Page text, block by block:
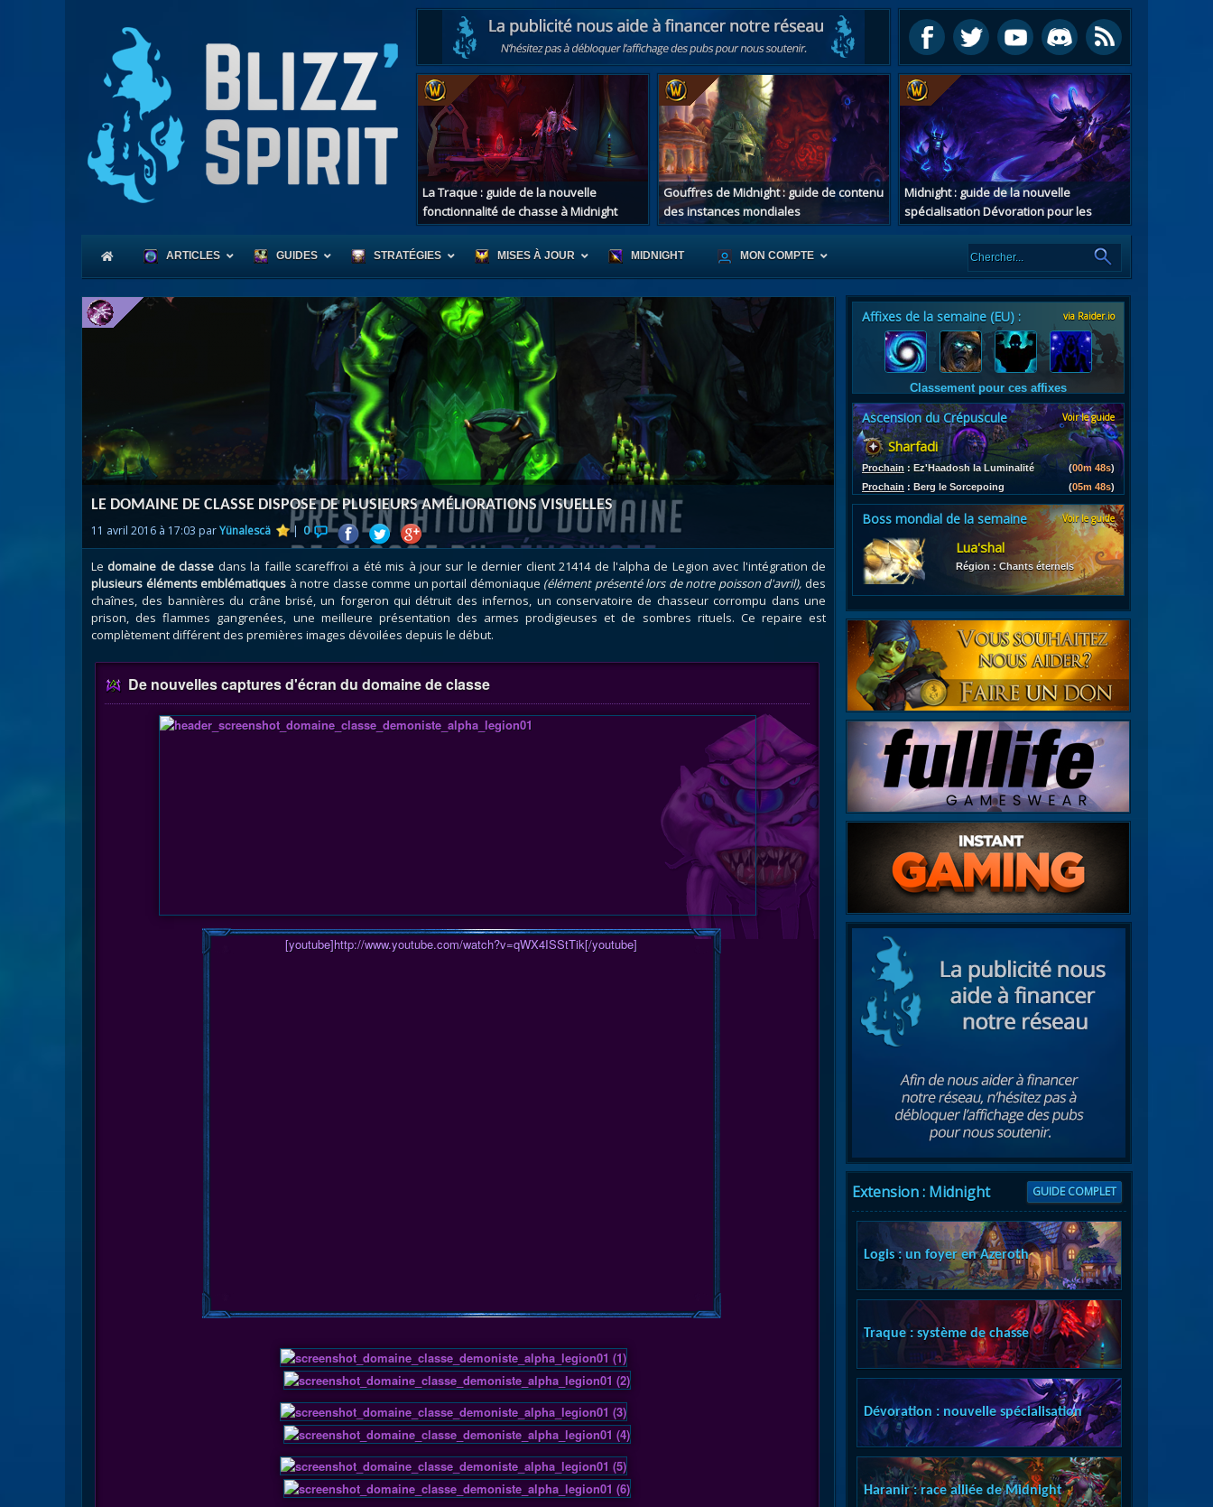
La Traque : guide de la nouvelle
fonctionnalité de chasse à Midnight
Gouffres de Midnight : guide de contenu
des instances mondiales
Midnight : guide de la nouvelle
spécialisation Dévoration pour les
chasseurs de démons
ARTICLES GUIDES
Coeur d'Azeroth
Races alliées
Exploration des îles
Nazjatar
etMécagone
Débloquer le vol
Assauts à Uldum et au Val
Visions horrifiques
VOIR + DE GUIDES
Scénario de Chromie
Les bastonneurs
Rivage Brisé
Débloquer le vol
Les invasions
Arme prodigieuse
Les réputations
Les jouets
Les héritages
Les ensembles d'armures
Les légendaires
Les métiers
STRATÉGIES MISES À JOUR MIDNIGHT MON COMPTE
LE DOMAINE DE CLASSE DISPOSE DE PLUSIEURS AMÉLIORATIONS VISUELLES
11 avril 2016 à 17:03 parYünalescä | 0
Ledomaine de classe dans la faille scareffroi a été mis à jour sur le dernier client 21414 de l'alpha de Legion avec l'intégration de
plusieurs éléments emblématiques à notre classe comme un portail démoniaque (élément présenté lors de notre poisson d'avril), des
chaînes, des bannières du crâne brisé, un forgeron qui détruit des infernos, un conservatoire de chasseur corrompu dans une
prison, des flammes gangrenées, une meilleure présentation des armes prodigieuses et de sombres rituels. Ce repaire est
complètement différent des premières images dévoilées depuis le début.
De nouvelles captures d'écran du domaine de classe
[youtube]http://www.youtube.com/watch?v=qWX4ISStTik[/youtube]
Affixes de la semaine (EU) : via Raider.io
Classement pour ces affixes
Ascension du Crépuscule Voir le guide
Sharfadi
Prochain : Ez'Haadosh la Luminalité (00m 47s)
Prochain : Berg le Sorcepoing (05m 47s)
Boss mondial de la semaine Voir le guide
Lua'shal
Région : Chants éternels
Extension : Midnight GUIDE COMPLET
Logis : un foyer en Azeroth
Traque : système de chasse
Dévoration : nouvelle spécialisation
Haranir : race alliée de Midnight